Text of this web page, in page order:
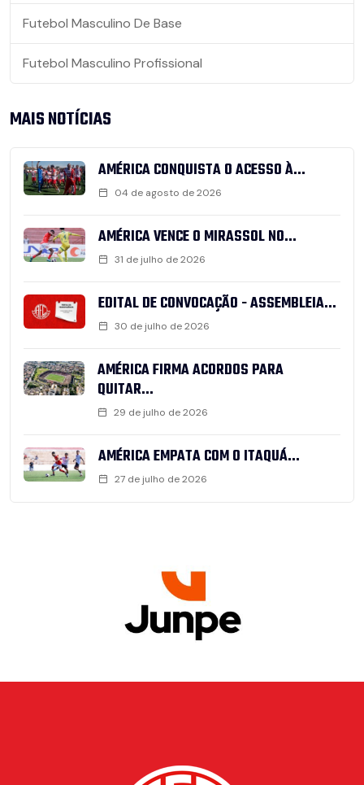
Futebol Masculino De Base
Futebol Masculino Profissional
MAIS NOTÍCIAS
AMÉRICA CONQUISTA O ACESSO À...
04 de agosto de 2026
AMÉRICA VENCE O MIRASSOL NO...
31 de julho de 2026
EDITAL DE CONVOCAÇÃO - ASSEMBLEIA...
30 de julho de 2026
AMÉRICA FIRMA ACORDOS PARA
QUITAR...
29 de julho de 2026
AMÉRICA EMPATA COM O ITAQUÁ...
27 de julho de 2026